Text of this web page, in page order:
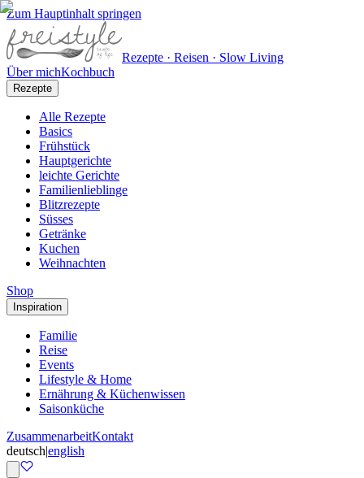
Zum Hauptinhalt springen
Rezepte · Reisen · Slow Living
Über michKochbuch
Rezepte
Alle Rezepte
Basics
Frühstück
Hauptgerichte
leichte Gerichte
Familienlieblinge
Blitzrezepte
Süsses
Getränke
Kuchen
Weihnachten
Shop
Inspiration
Familie
Reise
Events
Lifestyle & Home
Ernährung & Küchenwissen
Saisonküche
ZusammenarbeitKontakt
deutsch|english